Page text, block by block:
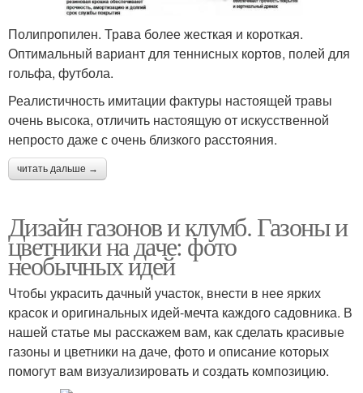
Полипропилен. Трава более жесткая и короткая.
Оптимальный вариант для теннисных кортов, полей для
гольфа, футбола.
Реалистичность имитации фактуры настоящей травы
очень высока, отличить настоящую от искусственной
непросто даже с очень близкого расстояния.
читать дальше →
Дизайн газонов и клумб. Газоны и
цветники на даче: фото
необычных идей
Чтобы украсить дачный участок, внести в нее ярких
красок и оригинальных идей-мечта каждого садовника. В
нашей статье мы расскажем вам, как сделать красивые
газоны и цветники на даче, фото и описание которых
помогут вам визуализировать и создать композицию.